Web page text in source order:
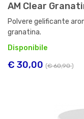
AM Clear
Polvere gelificante
granatina.
Disponibile
€ 30,00 (€ 60,90)